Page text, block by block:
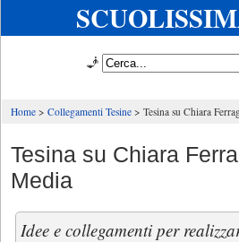
🧞
Home Collegamenti Tesine Tesina su Chiara
Tesina su Chiara
Media
Idee e collegamenti per